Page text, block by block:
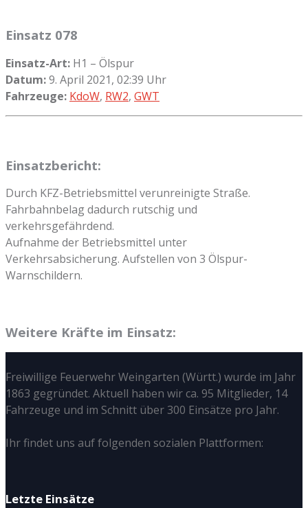
Einsatz 078
Einsatz-Art: H1 – Ölspur
Datum:9. April 2021, 02:39 Uhr
Fahrzeuge: KdoW, RW2, GWT
Einsatzbericht:
Durch KFZ-Betriebsmittel verunreinigte Straße.
Fahrbahnbelag dadurch rutschig und
verkehrsgefährdend.
Aufnahme der Betriebsmittel unter
Verkehrsabsicherung. Aufstellen von 3 Ölspur-
Warnschildern.
Weitere Kräfte im Einsatz:
Freiwillige Feuerwehr Weingarten (Württ.) wurde im Jahr
1863 gegründet. Aktuell haben wir ca. 95 Mitglieder, 14
Fahrzeuge und im Schnitt über 300 Einsätze pro Jahr.
Ihr findet uns auf folgenden sozialen Plattformen:
Letzte Einsätze